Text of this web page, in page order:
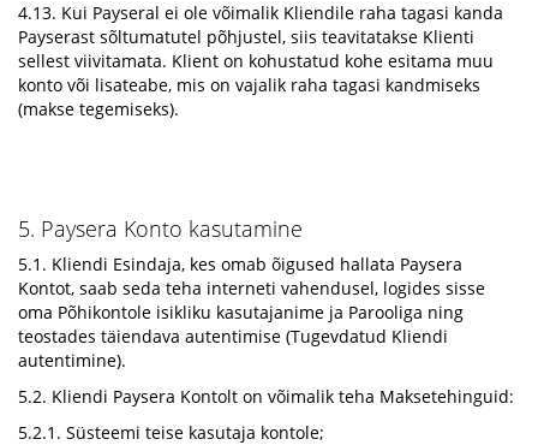
4.13. Kui Payseral ei ole võimalik Kliendile raha tagasi kanda
Payserast sõltumatutel põhjustel, siis teavitatakse Klienti
sellest viivitamata. Klient on kohustatud kohe esitama muu
konto või lisateabe, mis on vajalik raha tagasi kandmiseks
(makse tegemiseks).
5. Paysera Konto kasutamine
5.1. Kliendi Esindaja, kes omab õigused hallata Paysera
Kontot, saab seda teha interneti vahendusel, logides sisse
oma Põhikontole isikliku kasutajanime ja Parooliga ning
teostades täiendava autentimise (Tugevdatud Kliendi
autentimine).
5.2. Kliendi Paysera Kontolt on võimalik teha Maksetehinguid:
5.2.1. Süsteemi teise kasutaja kontole;